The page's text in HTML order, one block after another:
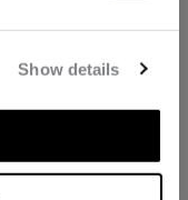
Show details